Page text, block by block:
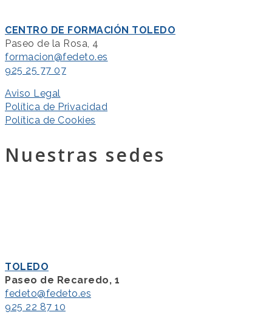
CENTRO DE FORMACIÓN TOLEDO
Paseo de la Rosa, 4
formacion@fedeto.es
925 25 77 07
Aviso Legal
Política de Privacidad
Política de Cookies
Nuestras sedes
TOLEDO
Paseo de Recaredo, 1
fedeto@fedeto.es
925 22 87 10